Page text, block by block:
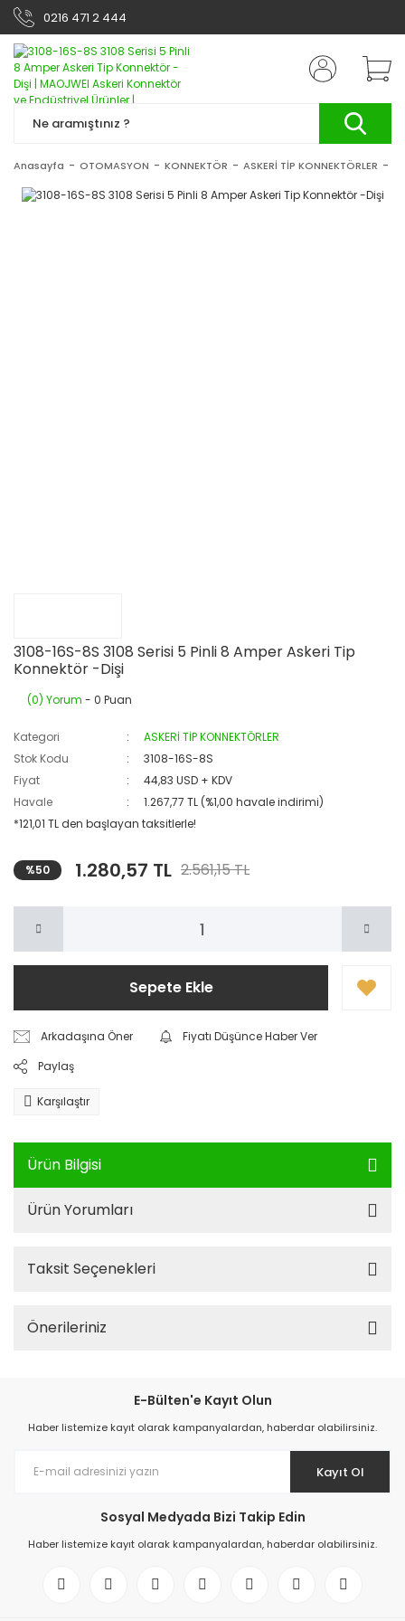
0216 471 2 444
Anasayfa OTOMASYON KONNEKTÖR ASKERİ TİP KONNEKTÖRLER
3108-16S-8S 3108 Serisi 5 Pinli 8 Amper Askeri Tip
Konnektör -Dişi
(0) Yorum - 0 Puan
Kategori
ASKERİ TİP KONNEKTÖRLER
Stok Kodu
3108-16S-8S
Fiyat
44,83 USD + KDV
Havale
1.267,77 TL (%1,00 havale indirimi)
*121,01 TL den başlayan taksitlerle!
%50 1.280,57 TL 2.561,15 TL
Sepete Ekle
Arkadaşına Öner
Fiyatı Düşünce Haber Ver
Paylaş
Karşılaştır
Ürün Bilgisi
Ürün Yorumları
Taksit Seçenekleri
Önerileriniz
E-Bülten'e Kayıt Olun
Haber listemize kayıt olarak kampanyalardan, haberdar olabilirsiniz.
Kayıt Ol
Sosyal Medyada Bizi Takip Edin
Haber listemize kayıt olarak kampanyalardan, haberdar olabilirsiniz.